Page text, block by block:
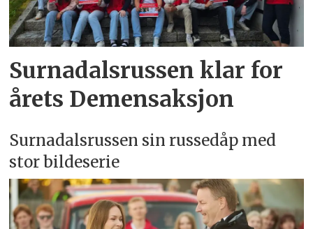
Surnadalsrussen klar for
årets Demensaksjon
Surnadalsrussen sin russedåp med
stor bildeserie